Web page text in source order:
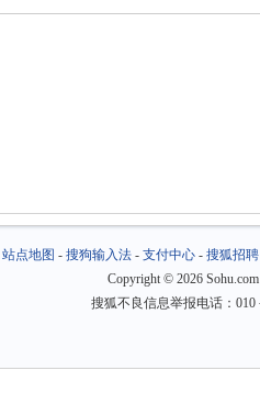
站点地图 - 搜狗输入法- 支付中心- 搜狐招聘
Copyright © 2026
搜狐不良信息举报电话：010